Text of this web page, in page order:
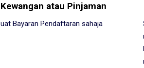
atau Pinjaman
Bayaran Pendaftaran sahaja